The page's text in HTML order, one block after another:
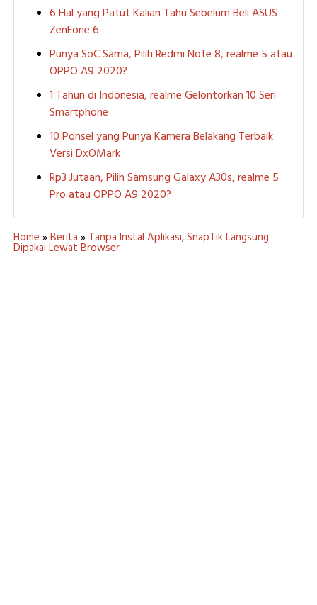
6 Hal yang Patut Kalian Tahu Sebelum Beli ASUS
ZenFone 6
Punya SoC Sama, Pilih Redmi Note 8, realme 5 atau
OPPO A9 2020?
1 Tahun di Indonesia, realme Gelontorkan 10 Seri
Smartphone
10 Ponsel yang Punya Kamera Belakang Terbaik
Versi DxOMark
Rp3 Jutaan, Pilih Samsung Galaxy A30s, realme 5
Pro atau OPPO A9 2020?
Home »Berita » Tanpa Instal Aplikasi, SnapTik Langsung
Dipakai Lewat Browser